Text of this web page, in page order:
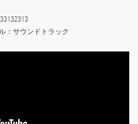
サウンドトラック